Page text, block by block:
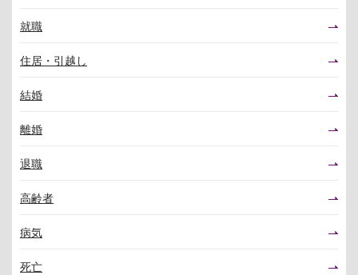
就職
住居・引越し
結婚
離婚
退職
高齢者
病気
死亡